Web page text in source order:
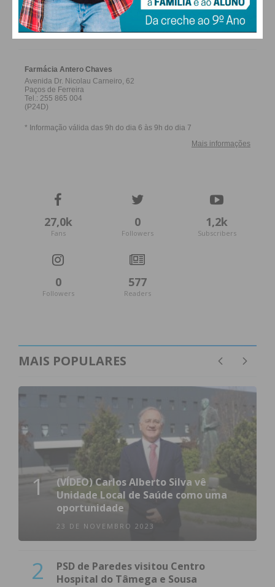
FARMACIAS DE SERVIÇO EM PAÇOS DE
FERREIRA
27,0k
Fans
0
Followers
1,2k
Subscribers
0
Followers
577
Readers
MAIS POPULARES
1
(VÍDEO) Carlos Alberto Silva vê
Unidade Local de Saúde como uma
oportunidade
23 DE NOVEMBRO 2023
2
PSD de Paredes visitou Centro
Hospital do Tâmega e Sousa